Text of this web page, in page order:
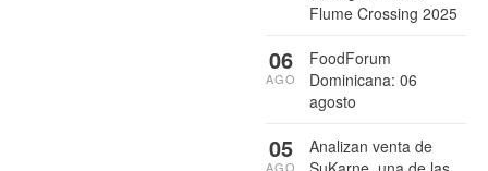
Flume Crossing 2025
FoodForum
Dominicana: 06
agosto
06
AGO
Analizan venta de
05
AGO